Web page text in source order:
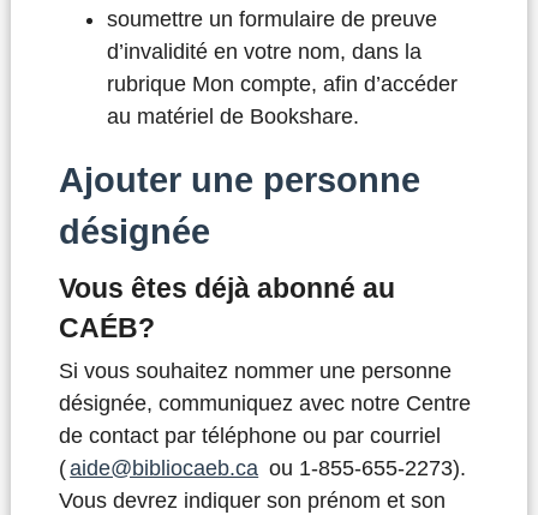
soumettre un formulaire de preuve
d’invalidité en votre nom, dans la
rubrique Mon compte, afin d’accéder
au matériel de Bookshare.
Ajouter une personne
désignée
Vous êtes déjà abonné au
CAÉB?
Si vous souhaitez nommer une personne
désignée, communiquez avec notre Centre
de contact par téléphone ou par courriel
(aide@bibliocaeb.ca ou 1-855-655-2273).
Vous devrez indiquer son prénom et son